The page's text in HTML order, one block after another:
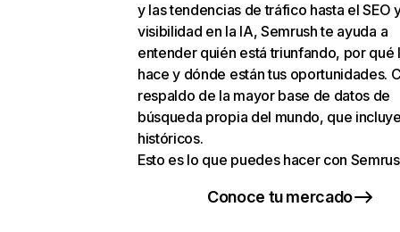
y las tendencias de tráfico hasta el SEO
visibilidad en la IA, Semrush te ayuda a
entender quién está triunfando, por qué
hace y dónde están tus oportunidades.
respaldo de la mayor base de datos de
búsqueda propia del mundo, que
históricos.
Esto es lo que puedes hacer con
Conoce tu mercado